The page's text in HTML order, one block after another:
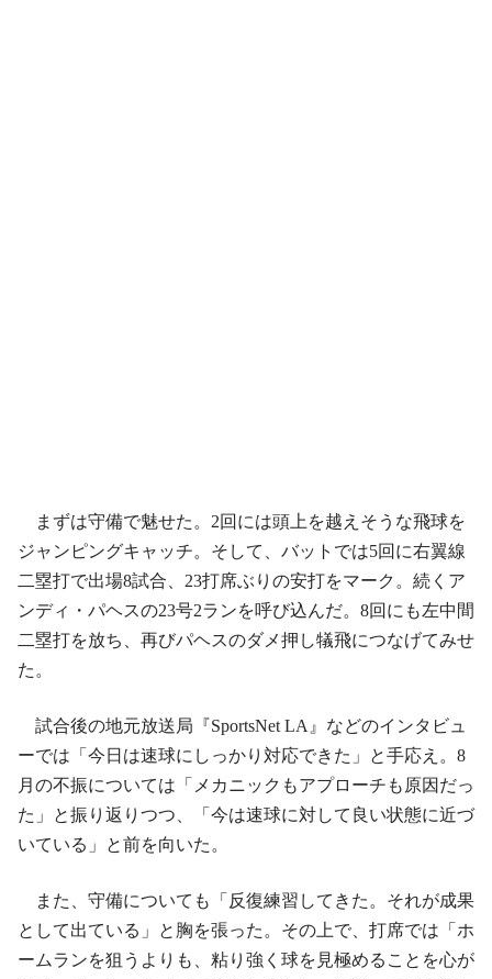
まずは守備で魅せた。2回には頭上を越えそうな飛球を
ジャンピングキャッチ。そして、バットでは5回に右翼線
二塁打で出場8試合、23打席ぶりの安打をマーク。続くア
ンディ・パヘスの23号2ランを呼び込んだ。8回にも左中間
二塁打を放ち、再びパヘスのダメ押し犠飛につなげてみせ
た。
試合後の地元放送局『SportsNet LA』などのインタビュ
ーでは「今日は速球にしっかり対応できた」と手応え。8
月の不振については「メカニックもアプローチも原因だっ
た」と振り返りつつ、「今は速球に対して良い状態に近づ
いている」と前を向いた。
また、守備についても「反復練習してきた。それが成果
として出ている」と胸を張った。その上で、打席では「ホ
ームランを狙うよりも、粘り強く球を見極めることを心が